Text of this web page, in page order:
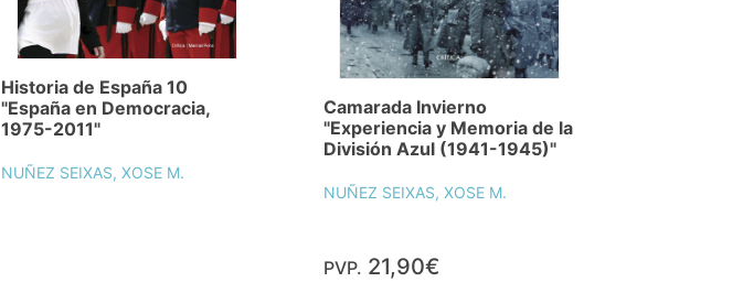
Historia de España 10
"España en Democracia,
1975-2011"
NUÑEZ SEIXAS, XOSE M.
Camarada Invierno
"Experiencia y Memoria de la
División Azul (1941-1945)"
NUÑEZ SEIXAS, XOSE M.
PVP. 21,90€